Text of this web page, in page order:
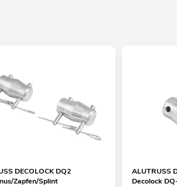
DECOLOCK DQ2
Zapfen/Splint
ALUTRUSS
Decolock